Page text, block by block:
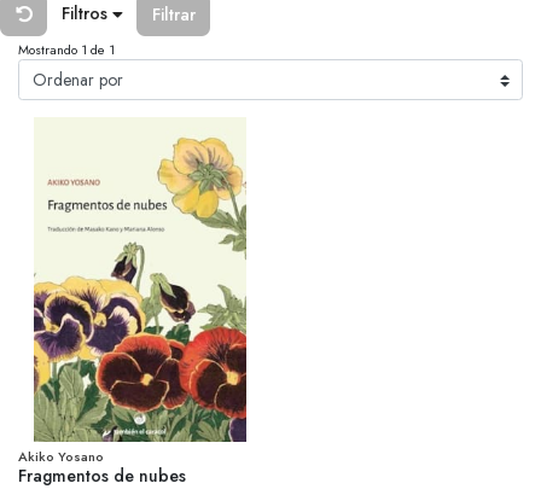
Filtros Filtrar
Mostrando 1 de 1
Akiko Yosano
Fragmentos de nubes